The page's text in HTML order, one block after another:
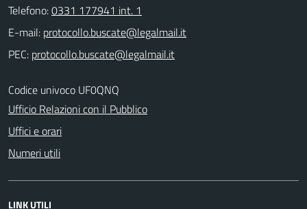
Telefono:0331 177941 int. 1
E-mail:
PEC:
Codice univoco UF0QNQ
Ufficio Relazioni con il Pubblico
Uffici e orari
Numeri utili
LINK UTILI